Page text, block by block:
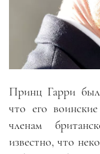
Принц Гарри был
что его
членам
известно, что